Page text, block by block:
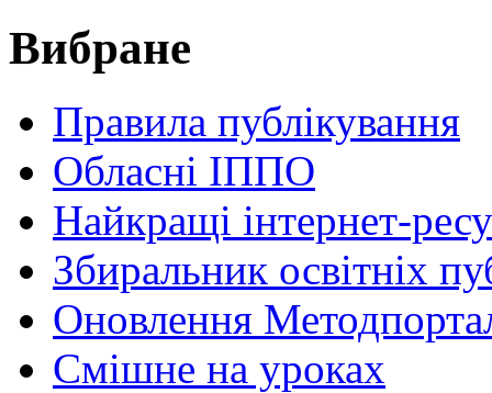
Вибране
Правила публікування
Обласні ІППО
Найкращі інтернет-
Збиральник освітніх
Оновлення
Cмішне на уроках